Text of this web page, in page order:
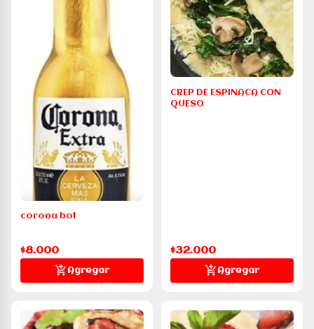
corona bot
$8.000
Agregar
CREP DE ESPINACA CON
QUESO
$32.000
Agregar